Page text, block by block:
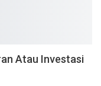
Atau Investasi